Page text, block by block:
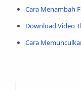
Cara Menambah
Download Video
Cara